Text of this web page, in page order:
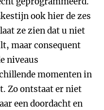
ook hier de zes
ze zien dat u niet
maar consequent
niveaus
momenten in
Zo ontstaat er niet
een doordacht en